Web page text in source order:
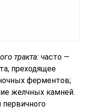
тракта: часто —
преходящее
ферментов;
желчных камней.